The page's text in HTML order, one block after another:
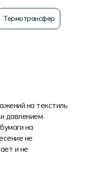
Термотрансфер
на текстиль
давлением.
на
не
и не